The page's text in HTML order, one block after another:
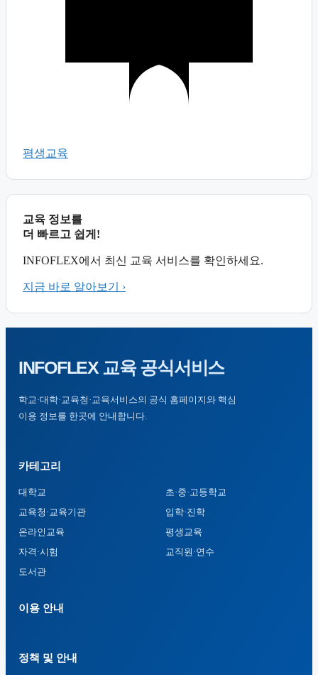
평생교육
교육 정보를
더 빠르고 쉽게!
INFOFLEX에서 최신 교육 서비스를 확인하세요.
지금 바로 알아보기 ›
INFOFLEX 교육 공식서비스
학교·대학·교육청·교육서비스의 공식 홈페이지와 핵심
이용 정보를 한곳에 안내합니다.
카테고리
대학교
초·중·고등학교
교육청·교육기관
입학·진학
온라인교육
평생교육
자격·시험
교직원·연수
도서관
이용 안내
정책 및 안내